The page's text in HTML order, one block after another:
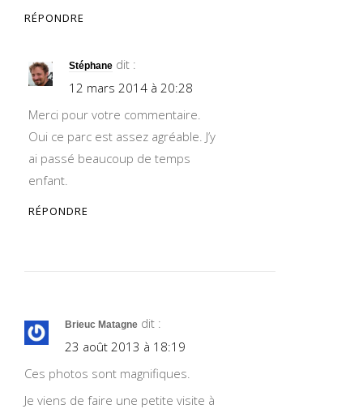
RÉPONDRE
Stéphane dit :
12 mars 2014 à 20:28
Merci pour votre commentaire.
Oui ce parc est assez agréable. J’y
ai passé beaucoup de temps
enfant.
RÉPONDRE
Brieuc Matagne dit :
23 août 2013 à 18:19
Ces photos sont magnifiques.
Je viens de faire une petite visite à